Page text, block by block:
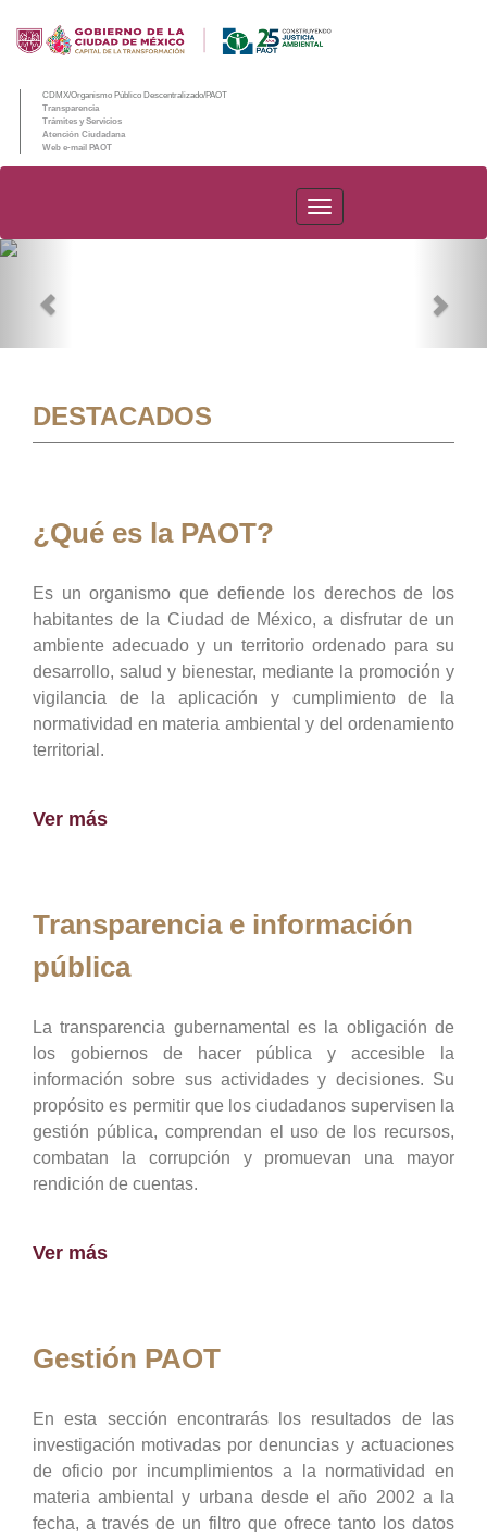
CDMX/Organismo Público Descentralizado/PAOT
Transparencia
Trámites y Servicios
Atención Ciudadana
Web e-mail PAOT
PAOT
DESTACADOS
¿Qué es la PAOT?
Es un organismo que defiende los derechos de los
habitantes de la Ciudad de México, a disfrutar de un
ambiente adecuado y un territorio ordenado para su
desarrollo, salud y bienestar, mediante la promoción y
vigilancia de la aplicación y cumplimiento de la
normatividad en materia ambiental y del ordenamiento
territorial.
Ver más
Transparencia e información
pública
La transparencia gubernamental es la obligación de
los gobiernos de hacer pública y accesible la
información sobre sus actividades y decisiones. Su
propósito es permitir que los ciudadanos supervisen la
gestión pública, comprendan el uso de los recursos,
combatan la corrupción y promuevan una mayor
rendición de cuentas.
Ver más
Gestión PAOT
En esta sección encontrarás los resultados de las
investigación motivadas por denuncias y actuaciones
de oficio por incumplimientos a la normatividad en
materia ambiental y urbana desde el año 2002 a la
fecha, a través de un filtro que ofrece tanto los datos